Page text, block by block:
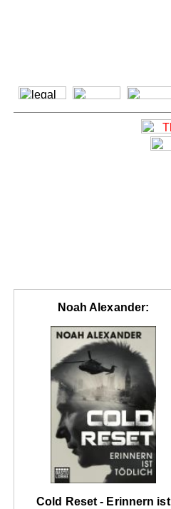
Noah Alexander:
Cold Reset - Erinnern ist